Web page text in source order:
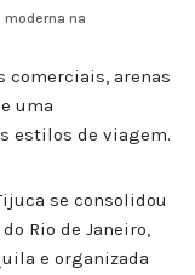
na
comerciais, arenas
uma
estilos de viagem.
se consolidou
Rio de Janeiro,
e organizada